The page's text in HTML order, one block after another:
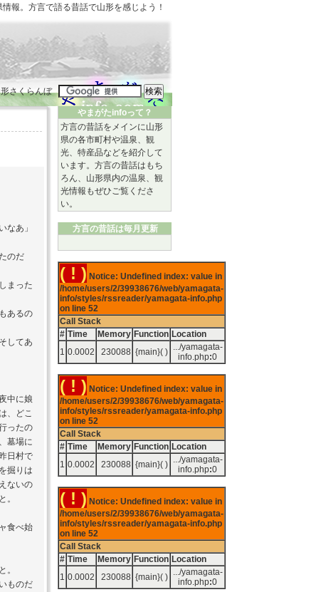
情報。方言で語る昔話で山形を感じよう！
なあ」
のだ
まった
あるの
してあ
中に娘
、どこ
ったの
墓場に
日村で
掘りは
ないの
。
食べ始
。
ものだ
やまがたinfoって？
方言の昔話をメインに山形
県の各市町村や温泉、観
光、特産品などを紹介して
います。方言の昔話はもち
ろん、山形県内の温泉、観
光情報もぜひご覧くださ
い。
方言の昔話は毎月更新
( ! ) Notice: Undefined index: value in
/home/users/2/39938676/web/yamagata-
info/styles/rssreader/yamagata-info.php
on line 52
Call Stack
# Time Memory Function Location
1 0.0002 230088 {main}( )
.../yamagata-
info.php:0
( ! ) Notice: Undefined index: value in
/home/users/2/39938676/web/yamagata-
info/styles/rssreader/yamagata-info.php
on line 52
Call Stack
# Time Memory Function Location
1 0.0002 230088 {main}( )
.../yamagata-
info.php:0
( ! ) Notice: Undefined index: value in
/home/users/2/39938676/web/yamagata-
info/styles/rssreader/yamagata-info.php
on line 52
Call Stack
# Time Memory Function Location
1 0.0002 230088 {main}( )
.../yamagata-
info.php:0